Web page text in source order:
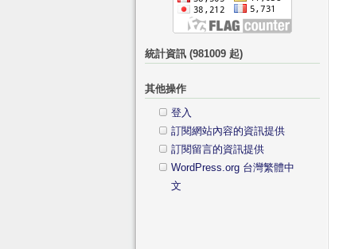
統計資訊 (981009 起)
其他操作
登入
訂閱網站內容的資訊提供
訂閱留言的資訊提供
WordPress.org 台灣繁體中
文